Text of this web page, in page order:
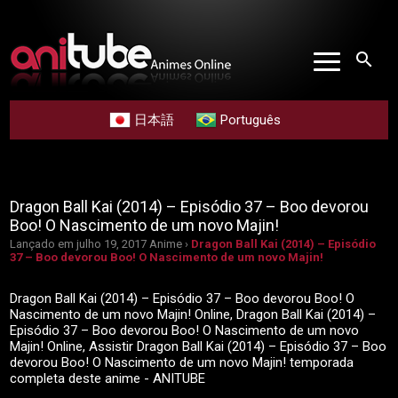
search
日本語 Português
Dragon Ball Kai (2014) – Episódio 37 – Boo devorou
Boo! O Nascimento de um novo Majin!
Lançado em julho 19, 2017 Anime › Dragon Ball Kai (2014) – Episódio
37 – Boo devorou Boo! O Nascimento de um novo Majin!
Dragon Ball Kai (2014) – Episódio 37 – Boo devorou Boo! O
Nascimento de um novo Majin! Online, Dragon Ball Kai (2014) –
Episódio 37 – Boo devorou Boo! O Nascimento de um novo
Majin! Online, Assistir Dragon Ball Kai (2014) – Episódio 37 – Boo
devorou Boo! O Nascimento de um novo Majin! temporada
completa deste anime - ANITUBE